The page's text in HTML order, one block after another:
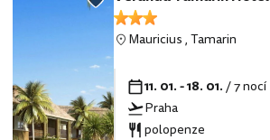
Mauricius,Tamarin
11. 01. - 18. 01./ 7 nocí
Praha
polopenze